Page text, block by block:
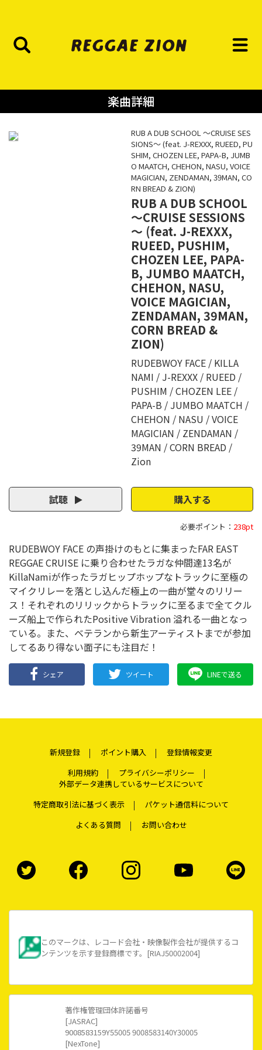
楽曲詳細
RUB A DUB SCHOOL ～CRUISE SES
SIONS～ (feat. J-REXXX, RUEED, PU
SHIM, CHOZEN LEE, PAPA-B, JUMB
O MAATCH, CHEHON, NASU, VOICE
MAGICIAN, ZENDAMAN, 39MAN, CO
RN BREAD & ZION)
RUB A DUB SCHOOL
～CRUISE SESSIONS
～ (feat. J-REXXX,
RUEED, PUSHIM,
CHOZEN LEE, PAPA-
B, JUMBO MAATCH,
CHEHON, NASU,
VOICE MAGICIAN,
ZENDAMAN, 39MAN,
CORN BREAD &
ZION)
RUDEBWOY FACE
KILLA
NAMI
J-REXXX
RUEED
PUSHIM
CHOZEN LEE
PAPA-B
JUMBO MAATCH
CHEHON
NASU
VOICE
MAGICIAN
ZENDAMAN
39MAN
CORN BREAD
Zion
試聴 購入する
必要ポイント： 238pt
RUDEBWOY FACE の声掛けのもとに集まったFAR EAST
REGGAE CRUISE に乗り合わせたラガな仲間達13名が
KillaNamiが作ったラガヒップホップなトラックに至極の
マイクリレーを落とし込んだ極上の一曲が堂々のリリー
ス！それぞれのリリックからトラックに至るまで全てクル
ーズ船上で作られたPositive Vibration 溢れる一曲となっ
ている。また、ベテランから新生アーティストまでが参加
してるあり得ない面子にも注目だ！
シェア ツイート LINEで送る
新規登録 ポイント購入
登録情報変更
利用規約
プライバシーポリシー
外部データ連携しているサービスについて
特定商取引法に基づく表示
パケット通信料について
よくある質問
お問い合わせ
このマークは、レコード会社・映像製作会社が提供するコ
ンテンツを示す登録商標です。[RIAJ50002004]
著作権管理団体許諾番号
[JASRAC]
9008583159Y55005 9008583140Y30005
[NexTone]